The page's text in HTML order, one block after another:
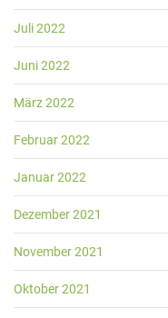
Juli 2022
Juni 2022
März 2022
Februar 2022
Januar 2022
Dezember 2021
November 2021
Oktober 2021